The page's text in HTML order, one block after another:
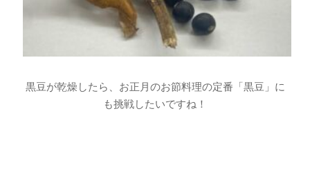
黒豆が乾燥したら、お正月のお節料理の定番「黒豆」に
も挑戦したいですね！